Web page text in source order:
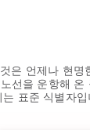
은 언제나 현
선을 운항해
표준 식별자